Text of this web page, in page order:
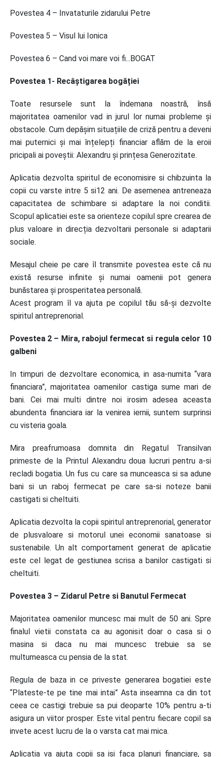
Povestea 4 – Invataturile zidarului Petre
Povestea 5 – Visul lui Ionica
Povestea 6 – Cand voi mare voi fi...BOGAT
Povestea 1- Recâștigarea bogăției
Toate resursele sunt la îndemana noastră, însă
majoritatea oamenilor vad in jurul lor numai probleme și
obstacole. Cum depășim situațiile de criză pentru a deveni
mai puternici și mai înțelepți financiar aflăm de la eroii
pricipali ai poveștii: Alexandru și prințesa Generozitate.
Aplicatia dezvolta spiritul de economisire si chibzuinta la
copii cu varste intre 5 si12 ani. De asemenea antreneaza
capacitatea de schimbare si adaptare la noi conditii.
Scopul aplicatiei este sa orienteze copilul spre crearea de
plus valoare in direcția dezvoltarii personale si adaptarii
sociale.
Mesajul cheie pe care îl transmite povestea este că nu
există resurse infinite și numai oamenii pot genera
bunăstarea și prosperitatea personală.
Acest program îl va ajuta pe copilul tău să-și dezvolte
spiritul antreprenorial.
Povestea 2 – Mira, rabojul fermecat si regula celor 10
galbeni
In timpuri de dezvoltare economica, in asa-numita “vara
financiara”, majoritatea oamenilor castiga sume mari de
bani. Cei mai multi dintre noi irosim adesea aceasta
abundenta financiara iar la venirea iernii, suntem surprinsi
cu visteria goala.
Mira preafrumoasa domnita din Regatul Transilvan
primeste de la Printul Alexandru doua lucruri pentru a-si
recladi bogatia. Un fus cu care sa munceasca si sa adune
bani si un raboj fermecat pe care sa-si noteze banii
castigati si cheltuiti.
Aplicatia dezvolta la copii spiritul antreprenorial, generator
de plusvaloare si motorul unei economii sanatoase si
sustenabile. Un alt comportament generat de aplicatie
este cel legat de gestiunea scrisa a banilor castigati si
cheltuiti.
Povestea 3 – Zidarul Petre si Banutul Fermecat
Majoritatea oamenilor muncesc mai mult de 50 ani. Spre
finalul vietii constata ca au agonisit doar o casa si o
masina si daca nu mai muncesc trebuie sa se
multumeasca cu pensia de la stat.
Regula de baza in ce priveste generarea bogatiei este
“Plateste-te pe tine mai intai” Asta inseamna ca din tot
ceea ce castigi trebuie sa pui deoparte 10% pentru a-ti
asigura un viitor prosper. Este vital pentru fiecare copil sa
invete acest lucru de la o varsta cat mai mica.
Aplicatia va ajuta copii sa isi faca planuri financiare, sa